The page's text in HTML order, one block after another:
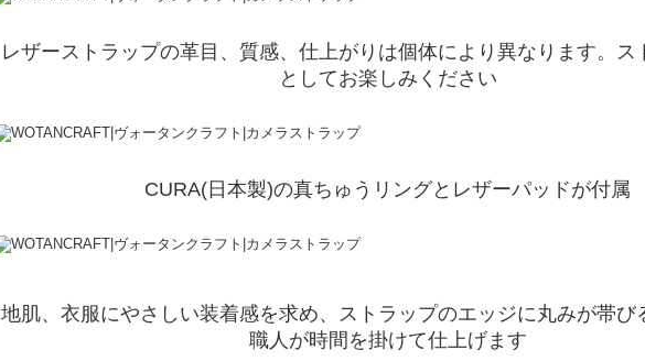
レザーストラップの革目、質感、仕上がりは個体により異なります。ス
としてお楽しみください
CURA(日本製)の真ちゅうリングとレザーパッドが付属
地肌、衣服にやさしい装着感を求め、ストラップのエッジに丸みが帯び
職人が時間を掛けて仕上げます